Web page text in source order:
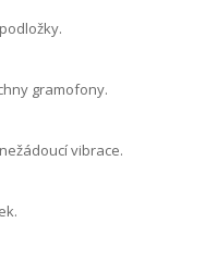
gramofony.
vibrace.